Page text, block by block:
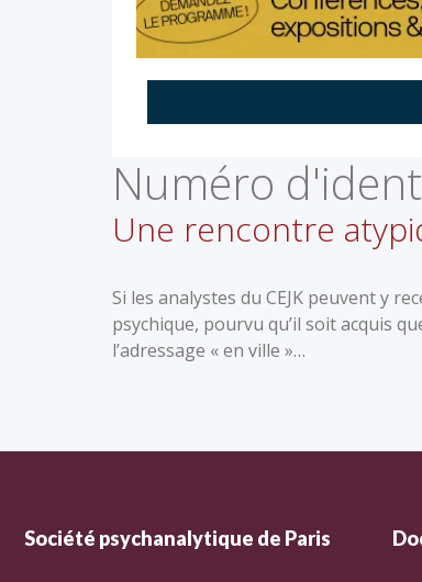
Numéro
Une rencontre
Si les analystes du CEJK peuvent y
psychique, pourvu qu’il soit acquis
l’adressage « en ville »…
Société psychanalytique de Paris